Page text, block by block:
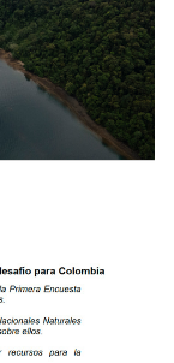
RECLAMOS